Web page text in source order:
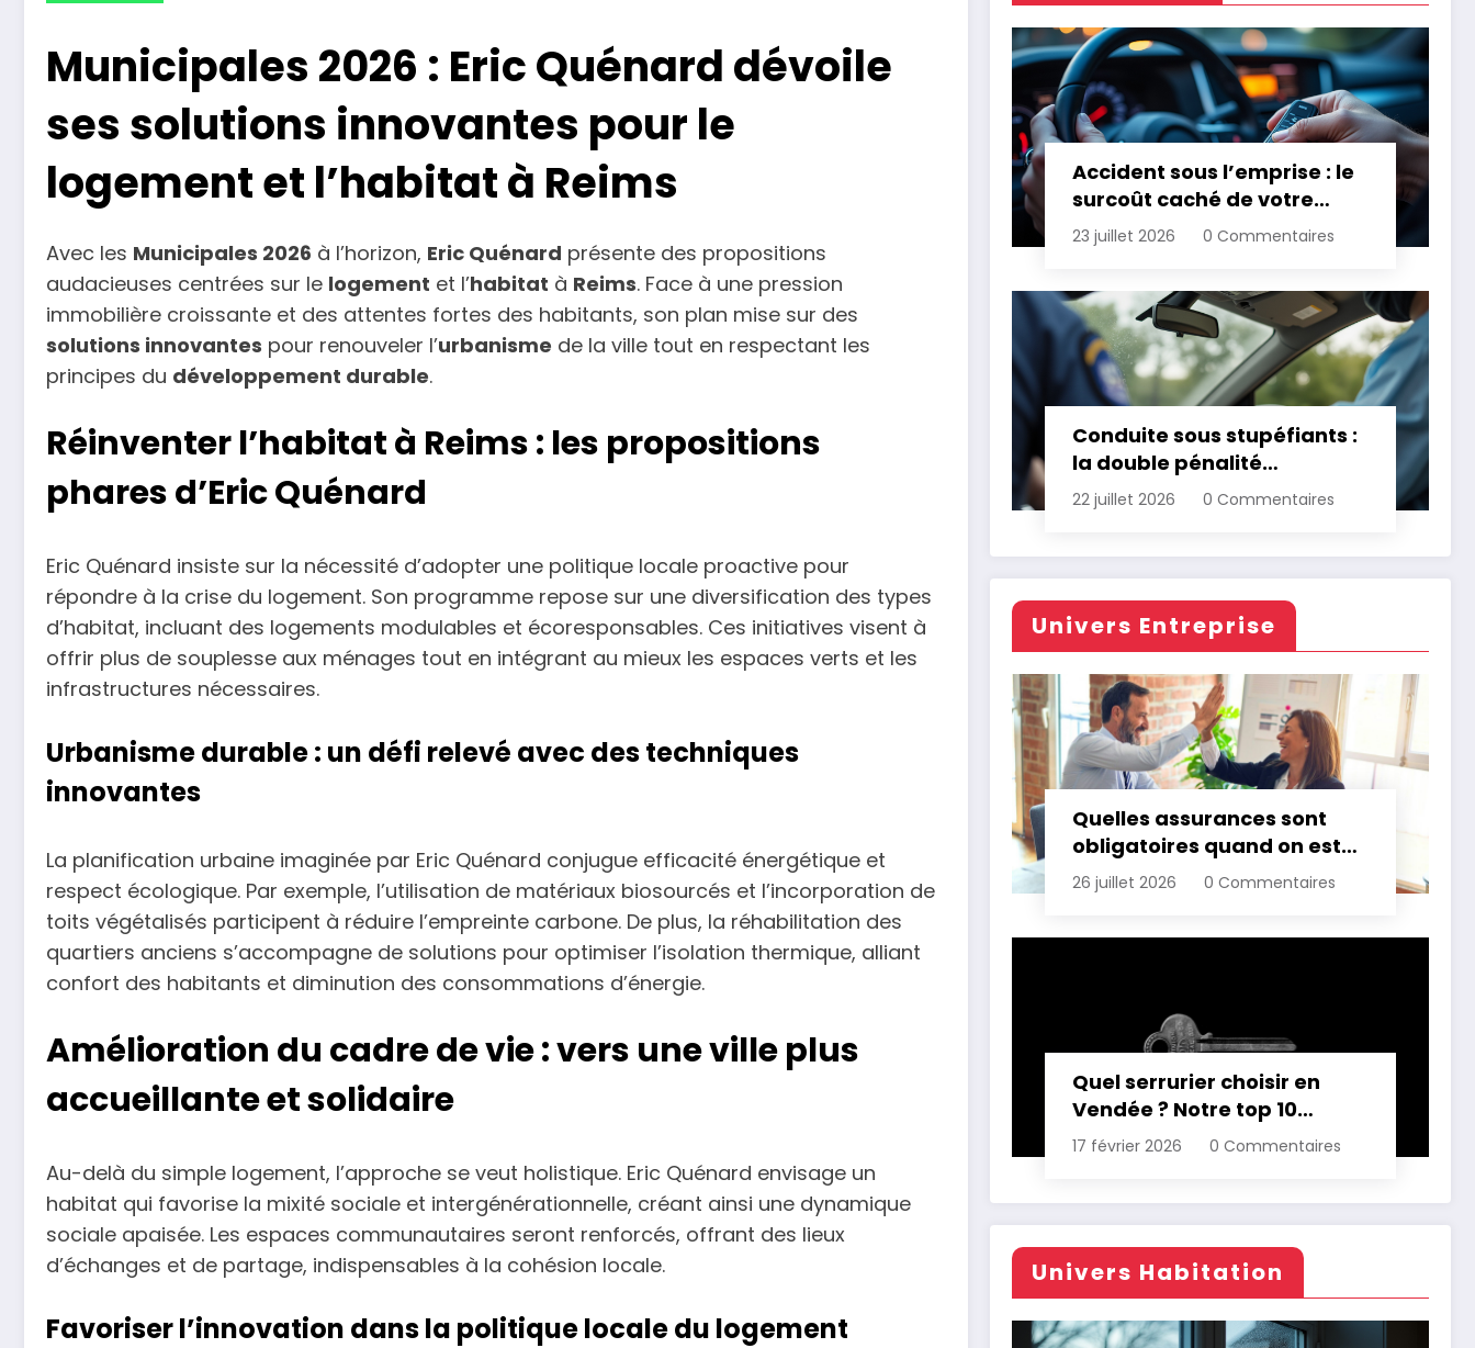
Municipales 2026 : Eric Quénard dévoile
ses solutions innovantes pour le
logement et l’habitat à Reims
Avec les Municipales 2026 à l’horizon, Eric Quénard présente des propositions
audacieuses centrées sur le logement et l’habitat à Reims. Face à une pression
immobilière croissante et des attentes fortes des habitants, son plan mise sur des
solutions innovantes pour renouveler l’urbanisme de la ville tout en respectant les
principes du développement durable.
Réinventer l’habitat à Reims : les propositions
phares d’Eric Quénard
Eric Quénard insiste sur la nécessité d’adopter une politique locale proactive pour
répondre à la crise du logement. Son programme repose sur une diversification des types
d’habitat, incluant des logements modulables et écoresponsables. Ces initiatives visent à
offrir plus de souplesse aux ménages tout en intégrant au mieux les espaces verts et les
infrastructures nécessaires.
Urbanisme durable : un défi relevé avec des techniques
innovantes
La planification urbaine imaginée par Eric Quénard conjugue efficacité énergétique et
respect écologique. Par exemple, l’utilisation de matériaux biosourcés et l’incorporation de
toits végétalisés participent à réduire l’empreinte carbone. De plus, la réhabilitation des
quartiers anciens s’accompagne de solutions pour optimiser l’isolation thermique, alliant
confort des habitants et diminution des consommations d’énergie.
Amélioration du cadre de vie : vers une ville plus
accueillante et solidaire
Au-delà du simple logement, l’approche se veut holistique. Eric Quénard envisage un
habitat qui favorise la mixité sociale et intergénérationnelle, créant ainsi une dynamique
sociale apaisée. Les espaces communautaires seront renforcés, offrant des lieux
d’échanges et de partage, indispensables à la cohésion locale.
Favoriser l’innovation dans la politique locale du logement
Accident sous l’emprise : le
surcoût caché de votre
assurance
23 juillet 2026 0 Commentaires
Conduite sous stupéfiants :
la double pénalité
d’assurance automobile
22 juillet 2026 0 Commentaires
Univers Entreprise
Quelles assurances sont
obligatoires quand on est
professionnel ?
26 juillet 2026 0 Commentaires
Quel serrurier choisir en
Vendée ? Notre top 10
comparatif
17 février 2026 0 Commentaires
Univers Habitation